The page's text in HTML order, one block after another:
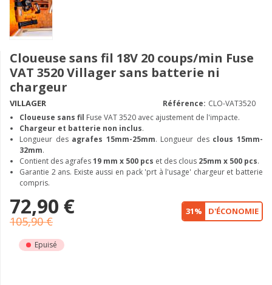
Cloueuse sans fil 18V 20 coups/min Fuse
VAT 3520 Villager sans batterie ni
chargeur
VILLAGER Référence: CLO-VAT3520
Cloueuse sans fil Fuse VAT 3520 avec ajustement de l'impacte.
Chargeur et batterie non inclus.
Longueur des agrafes 15mm-25mm. Longueur des clous 15mm-
32mm.
Contient des agrafes19 mm x 500 pcs et des clous 25mm x 500 pcs.
Garantie 2 ans. Existe aussi en pack 'prt à l'usage' chargeur et batterie
compris.
72,90 €
105,90 €
31% D'ÉCONOMIE
Epuisé